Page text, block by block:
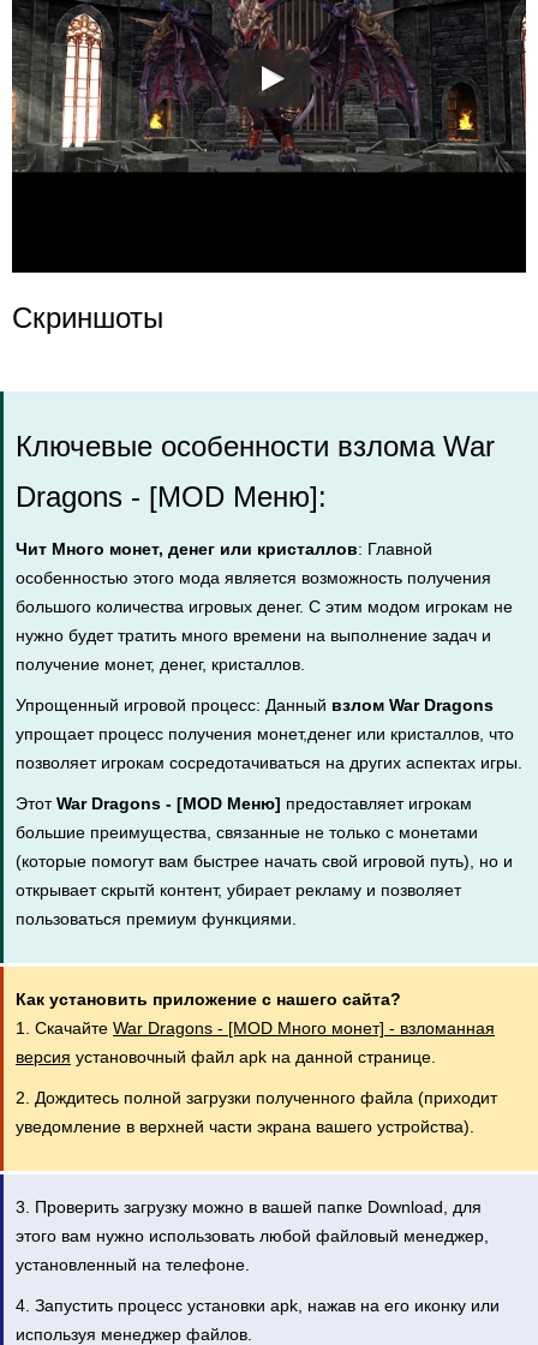
Скриншоты
Ключевые особенности взлома War
Dragons - [MOD Меню]:
Чит Много монет, денег или кристаллов: Главной
особенностью этого мода является возможность получения
большого количества игровых денег. С этим модом игрокам не
нужно будет тратить много времени на выполнение задач и
получение монет, денег, кристаллов.
Упрощенный игровой процесс: Данный взлом War Dragons
упрощает процесс получения монет,денег или кристаллов, что
позволяет игрокам сосредотачиваться на других аспектах игры.
ЭтотWar Dragons - [MOD Меню] предоставляет игрокам
большие преимущества, связанные не только с монетами
(которые помогут вам быстрее начать свой игровой путь), но и
открывает скрытй контент, убирает рекламу и позволяет
пользоваться премиум функциями.
Как установить приложение с нашего сайта?
1. Скачайте War Dragons - [MOD Много монет] - взломанная
версия установочный файл apk на данной странице.
2. Дождитесь полной загрузки полученного файла (приходит
уведомление в верхней части экрана вашего устройства).
3. Проверить загрузку можно в вашей папке Download, для
этого вам нужно использовать любой файловый менеджер,
установленный на телефоне.
4. Запустить процесс установки apk, нажав на его иконку или
используя менеджер файлов.